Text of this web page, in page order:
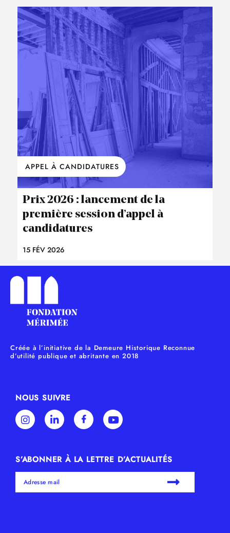
APPEL À CANDIDATURES
Prix 2026 : lancement de la
première session d’appel à
candidatures
15 FÉV 2026
Créée à l’initiative de la Demeure Historique Reconnue
d’utilité publique et abritante en 2018
NOUS SUIVRE
S’ABONNER À LA LETTRE D’ACTUALITÉS